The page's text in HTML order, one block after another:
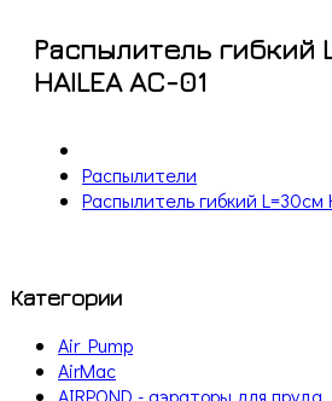
Распылитель гибкий
HAILEA AC-01
Распылители
Распылитель гибкий L=30см
Категории
Air Pump
AirMac
AIRPOND - аэраторы для пруда